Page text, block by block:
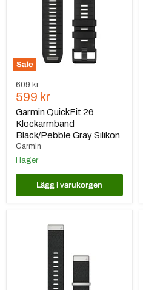
Sale
Ursprungspris
609 kr
Nuvarande
pris
599 kr
Garmin QuickFit 26
Klockarmband
Black/Pebble Gray Silikon
Garmin
I lager
Lägg i varukorgen
QuickFit®
klockarmband
Jacquardvävt